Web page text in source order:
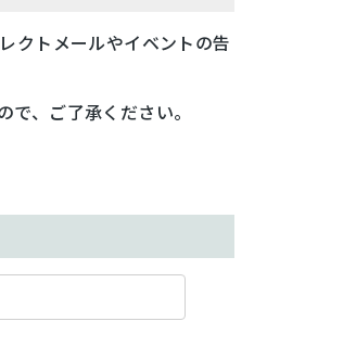
クトメールやイベントの告
、ご了承ください。